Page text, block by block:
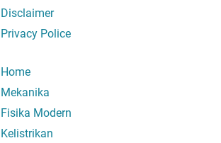
Disclaimer
Privacy Police
Home
Mekanika
Fisika Modern
Kelistrikan